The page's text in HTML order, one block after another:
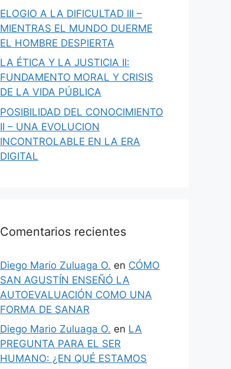
ELOGIO A LA DIFICULTAD III –
MIENTRAS EL MUNDO DUERME
EL HOMBRE DESPIERTA
LA ÉTICA Y LA JUSTICIA II:
FUNDAMENTO MORAL Y CRISIS
DE LA VIDA PÚBLICA
POSIBILIDAD DEL CONOCIMIENTO
II – UNA EVOLUCION
INCONTROLABLE EN LA ERA
DIGITAL
Comentarios recientes
Diego Mario Zuluaga O. en CÓMO
SAN AGUSTÍN ENSEÑÓ LA
AUTOEVALUACIÓN COMO UNA
FORMA DE SANAR
Diego Mario Zuluaga O. en LA
PREGUNTA PARA EL SER
HUMANO: ¿EN QUÉ ESTAMOS